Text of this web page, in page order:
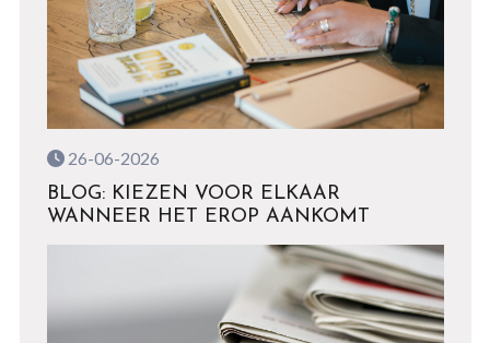
26-06-2026
BLOG: KIEZEN VOOR ELKAAR
WANNEER HET EROP AANKOMT